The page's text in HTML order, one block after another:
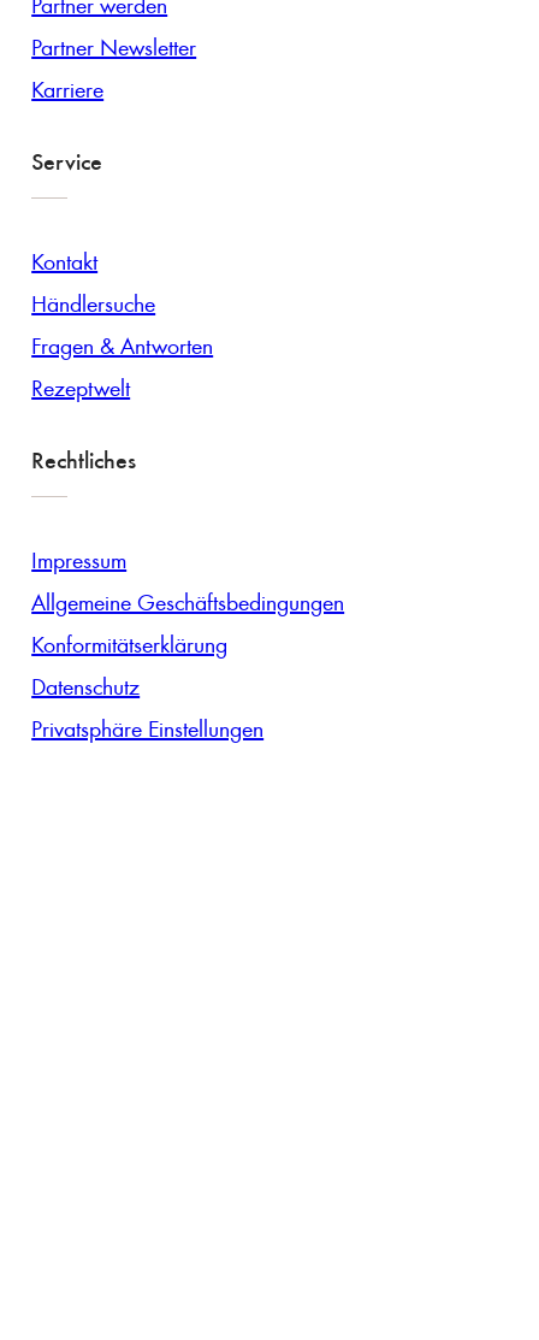
Partner Newsletter
Karriere
Service
Kontakt
Händlersuche
Fragen & Antworten
Rezeptwelt
Rechtliches
Impressum
Allgemeine Geschäftsbedingungen
Konformitätserklärung
Datenschutz
Privatsphäre Einstellungen